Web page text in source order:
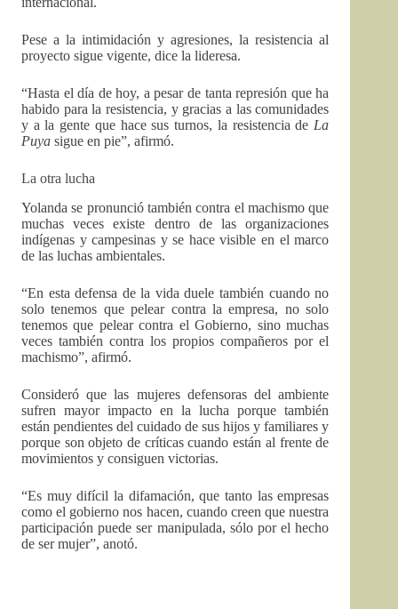
Pese a la intimidación y agresiones, la resistencia al
proyecto sigue vigente, dice la lideresa.
“Hasta el día de hoy, a pesar de tanta represión que ha
habido para la resistencia, y gracias a las comunidades
y a la gente que hace sus turnos, la resistencia de La
Puya sigue en pie”, afirmó.
La otra lucha
Yolanda se pronunció también contra el machismo que
muchas veces existe dentro de las organizaciones
indígenas y campesinas y se hace visible en el marco
de las luchas ambientales.
“En esta defensa de la vida duele también cuando no
solo tenemos que pelear contra la empresa, no solo
tenemos que pelear contra el Gobierno, sino muchas
veces también contra los propios compañeros por el
machismo”, afirmó.
Consideró que las mujeres defensoras del ambiente
sufren mayor impacto en la lucha porque también
están pendientes del cuidado de sus hijos y familiares y
porque son objeto de críticas cuando están al frente de
movimientos y consiguen victorias.
“Es muy difícil la difamación, que tanto las empresas
como el gobierno nos hacen, cuando creen que nuestra
participación puede ser manipulada, sólo por el hecho
de ser mujer”, anotó.